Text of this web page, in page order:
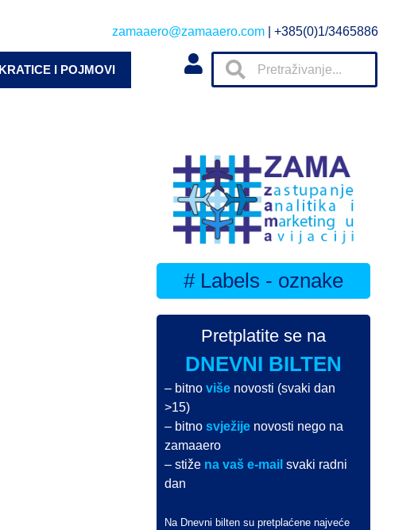
zamaaero@zamaaero.com | +385(0)1/3465886
KRATICE I POJMOVI
# Labels - oznake
Pretplatite se na
DNEVNI BILTEN
– bitnoviše novosti (svaki dan
>15)
– bitnosvježije novosti nego na
zamaaero
– stiže na vaš e-mail svaki radni
dan
Na Dnevni bilten su pretplaćene najveće